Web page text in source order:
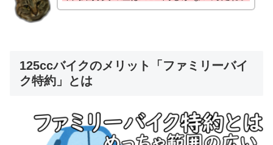
125ccバイクのメリット「ファミリーバイ
ク特約」とは